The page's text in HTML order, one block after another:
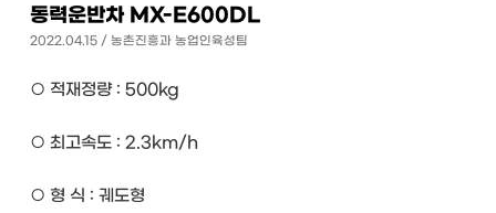
동력운반차 MX-E600DL
2022.04.15 / 농촌진흥과 농업인육성팀
○ 적재정량 : 500kg
○ 최고속도 : 2.3km/h
○ 형 식 : 궤도형